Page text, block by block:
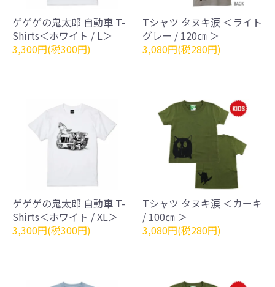
ゲゲゲの鬼太郎 自動車 T-
Shirts＜ホワイト / L＞
3,300円(税300円)
Tシャツ タヌキ涙 ＜ライト
グレー / 120㎝ ＞
3,080円(税280円)
ゲゲゲの鬼太郎 自動車 T-
Shirts＜ホワイト / XL＞
3,300円(税300円)
Tシャツ タヌキ涙 ＜カーキ
/ 100㎝ ＞
3,080円(税280円)